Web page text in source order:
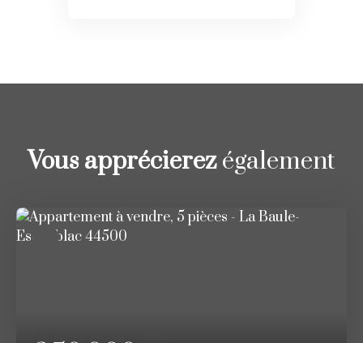
Vous apprécierezégalement